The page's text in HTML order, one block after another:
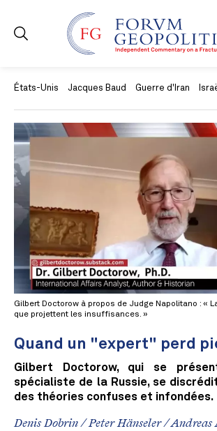
États-Unis Jacques Baud Guerre d'Iran
Gilbert Doctorow à propos de Judge Napolitano : «
que projettent les insuffisances. »
Quand un "expert" perd
Gilbert Doctorow, qui se
spécialiste de la Russie, se
des théories confuses et infondées.
Denis Dobrin/Peter Hänseler/Andreas